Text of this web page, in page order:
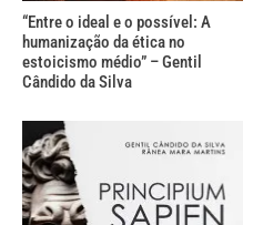
“Entre o ideal e o possível: A
humanização da ética no
estoicismo médio” – Gentil
Cândido da Silva